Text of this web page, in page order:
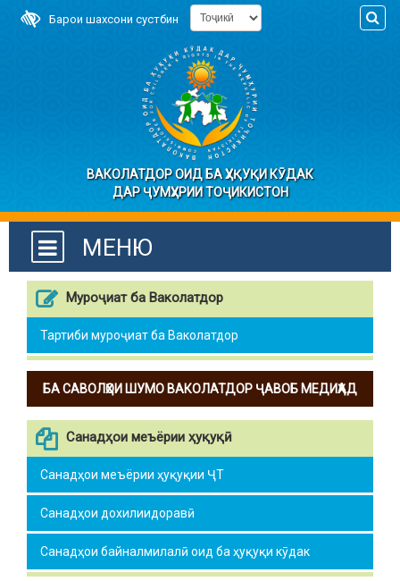
Барои шахсони сустбин
ВАКОЛАТДОР ОИД БА ҲУҚУҚИ КӮДАК
ДАР ҶУМҲУРИИ ТОҶИКИСТОН
МЕНЮ
Муроҷиат ба Ваколатдор
Тартиби муроҷиат ба Ваколатдор
БА САВОЛҲОИ ШУМО ВАКОЛАТДОР ҶАВОБ МЕДИҲАД
Санадҳои меъёрии ҳуқуқӣ
Санадҳои меъёрии ҳуқуқии ҶТ
Санадҳои дохилиидоравӣ
Санадҳои байналмилалӣ оид ба ҳуқуқи кӯдак